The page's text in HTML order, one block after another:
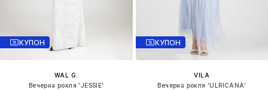
КУПОН
WAL G.
Вечерна рокля 'JESSIE'
КУПОН
VILA
Вечерна рокля 'ULRICANA'